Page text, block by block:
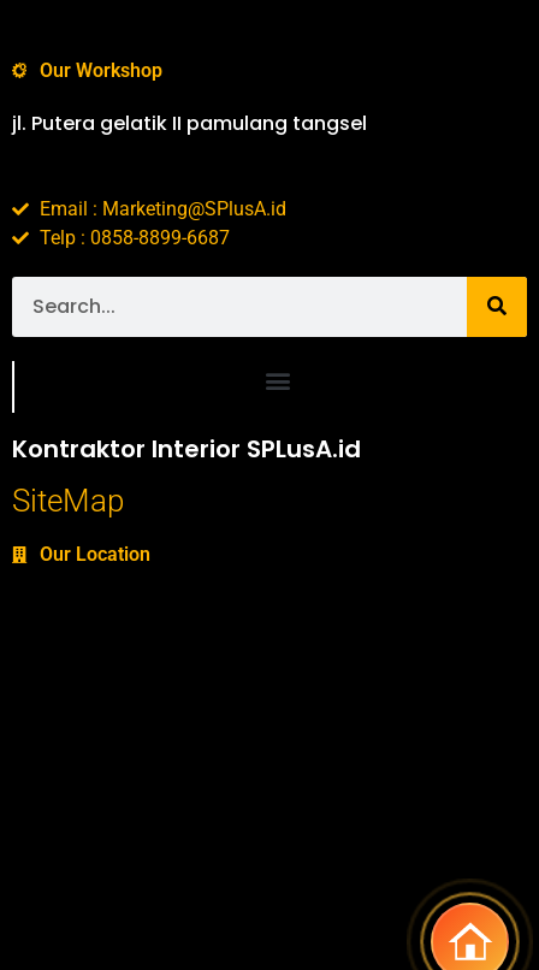
Our Workshop
jl. Putera gelatik II pamulang tangsel
Email : Marketing@SPlusA.id
Telp : 0858-8899-6687
Kontraktor Interior SPLusA.id
SiteMap
Our Location